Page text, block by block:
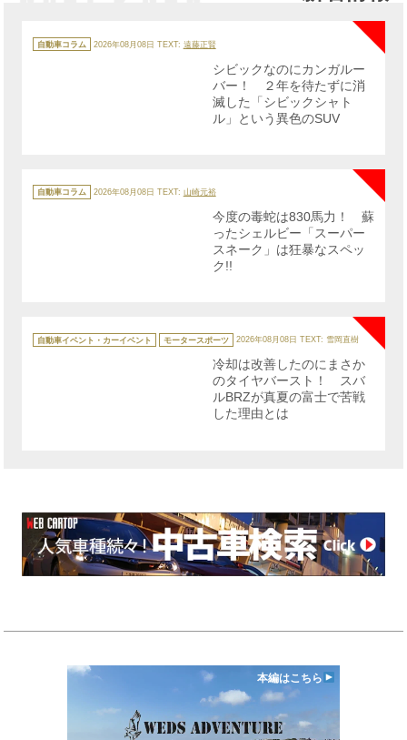
テ
ゴ
自動車コラム 2026年08月08日 TEXT: 遠藤正賢
NEW
シビックなのにカンガルー
バー！ ２年を待たずに消
滅した「シビックシャト
ル」という異色のSUV
テ
ゴ
自動車コラム 2026年08月08日 TEXT: 山崎元裕
今度の毒蛇は830馬力！ 蘇
ったシェルビー「スーパー
スネーク」は狂暴なスペッ
ク!!
テ
ゴ
自動車イベント・カーイベント モータースポーツ 2026年08月08日 TEXT: 雪岡直樹
冷却は改善したのにまさか
のタイヤバースト！ スバ
ルBRZが真夏の富士で苦戦
した理由とは
本編はこちら